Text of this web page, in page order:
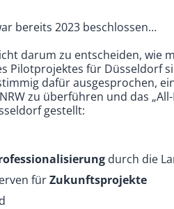
bereits 2023 beschlossen…
darum zu entscheiden, wie
Pilotprojektes für Düsseldorf
dafür ausgesprochen,
zu überführen und das
gestellt:
durch die
fürZukunftsprojekte